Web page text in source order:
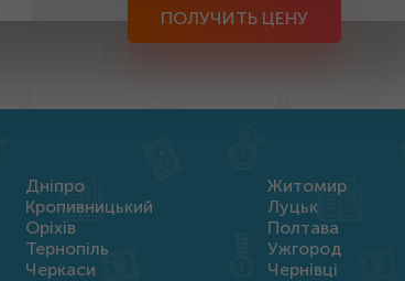
ПОЛУЧИТЬ ЦЕНУ
Дніпро Житомир
Кропивницький Луцьк
Оріхів Полтава
Тернопіль Ужгород
Черкаси Чернівці